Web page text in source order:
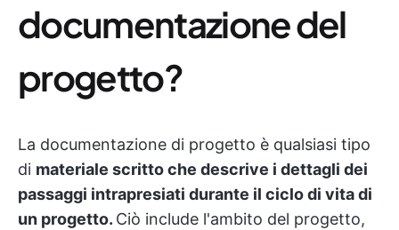
documentazione del
progetto?
La documentazione di progetto è qualsiasi tipo
di materiale scritto che descrive i dettagli dei
passaggi intrapresiati durante il ciclo di vita di
un progetto. Ciò include l'ambito del progetto,